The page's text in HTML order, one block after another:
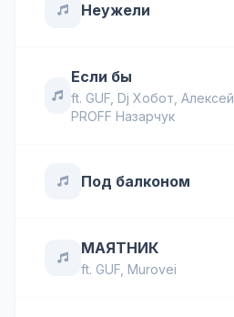
Неужели
Если бы
ft. GUF, Dj Хобот Алексей
PROFF Назарчук
Под балконом
МАЯТНИК
ft. GUF Murovei